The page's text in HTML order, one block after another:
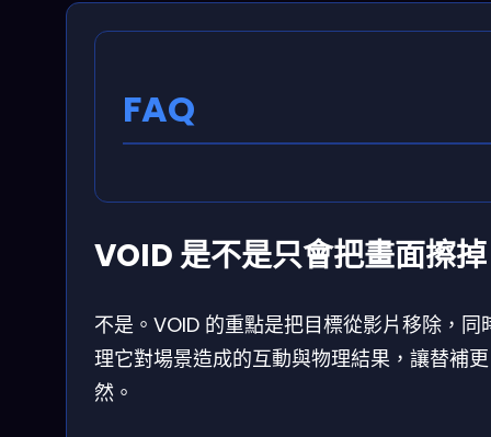
FAQ
VOID 是不是只會把畫面擦
不是。VOID 的重點是把目標從影片移除，同
理它對場景造成的互動與物理結果，讓替補
然。